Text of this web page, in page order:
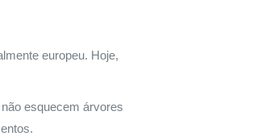
europeu. Hoje,
esquecem árvores